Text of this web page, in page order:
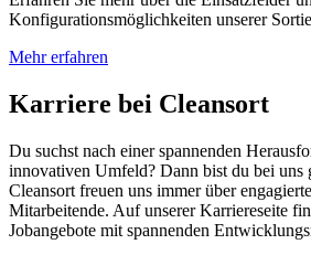
Konfigurationsmöglichkeiten unserer
Mehr erfahren
Karriere bei Cleansort
Du suchst nach einer spannenden
innovativen Umfeld? Dann bist du bei uns
Cleansort freuen uns immer über
Mitarbeitende. Auf unserer Karriereseite
Jobangebote mit spannenden